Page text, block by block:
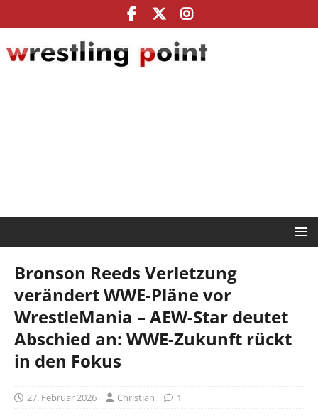
Bronson Reeds Verletzung
verändert WWE-Pläne vor
WrestleMania – AEW-Star deutet
Abschied an: WWE-Zukunft rückt
in den Fokus
27. Februar 2026 Christian 1